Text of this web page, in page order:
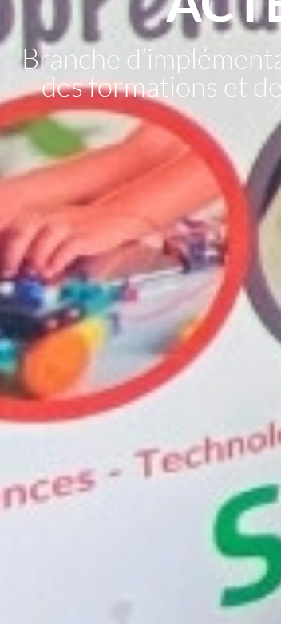
Branche
des formations et